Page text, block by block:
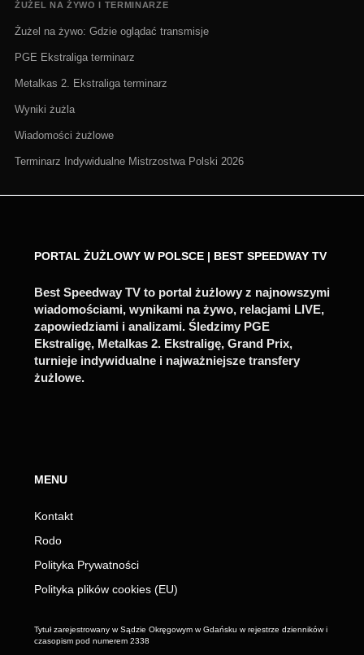
ŻUŻEL NA ŻYWO I TERMINARZE
Żużel na żywo: Gdzie oglądać transmisje
PGE Ekstraliga terminarz
Metalkas 2. Ekstraliga terminarz
Wyniki żużla
Wiadomości żużlowe
Terminarz Indywidualne Mistrzostwa Polski 2026
PORTAL ŻUŻLOWY W POLSCE | BEST SPEEDWAY TV
Best Speedway TV to portal żużlowy z najnowszymi
wiadomościami, wynikami na żywo, relacjami LIVE,
zapowiedziami i analizami. Śledzimy PGE
Ekstraligę, Metalkas 2. Ekstraligę, Grand Prix,
turnieje indywidualne i najważniejsze transfery
żużlowe.
MENU
Kontakt
Rodo
Polityka Prywatności
Polityka plików cookies (EU)
Tytuł zarejestrowany w Sądzie Okręgowym w Gdańsku w rejestrze dzienników i
czasopism pod numerem 2338